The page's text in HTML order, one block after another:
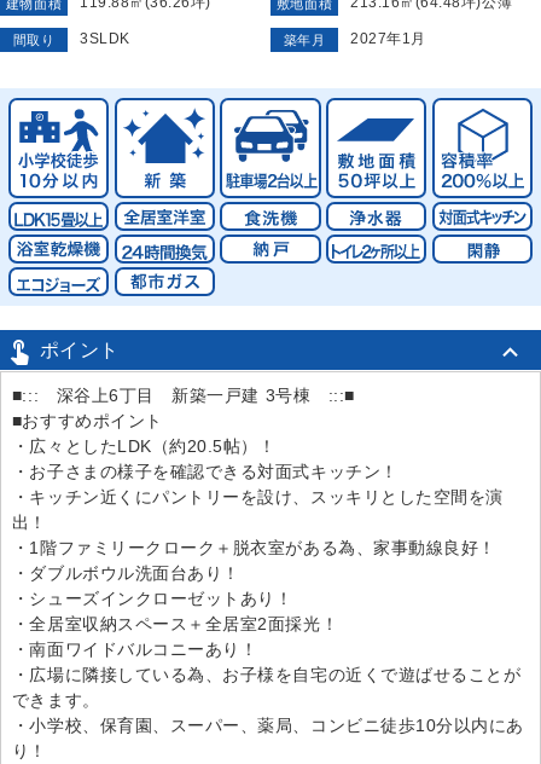
建物面積 敷地面積
間取り 3SLDK 築年月 2027年1月
 ポイント
■::: 深谷上6丁目 新築一戸建 3号棟 :::■
■おすすめポイント
・広々としたLDK（約20.5帖）！
・お子さまの様子を確認できる対面式キッチン！
・キッチン近くにパントリーを設け、スッキリとした空間を演
出！
・1階ファミリークローク＋脱衣室がある為、家事動線良好！
・ダブルボウル洗面台あり！
・シューズインクローゼットあり！
・全居室収納スペース＋全居室2面採光！
・南面ワイドバルコニーあり！
・広場に隣接している為、お子様を自宅の近くで遊ばせることが
できます。
・小学校、保育園、スーパー、薬局、コンビニ徒歩10分以内にあ
り！